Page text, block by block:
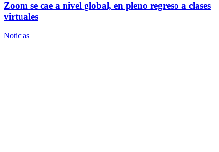
Zoom se cae a nivel global, en pleno regreso a clases
virtuales
Noticias